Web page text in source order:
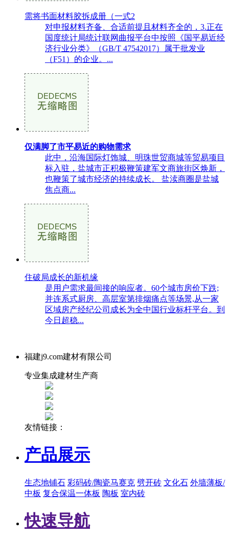
需将书面材料胶拆成册（一式2
对申报材料齐备、合适前提且材料齐全的，3.正在
国度统计局统计联网曲报平台中按照《国平易近经
济行业分类》（GB/T 47542017）属于批发业
（F51）的企业。...
仅满脚了市平易近的购物需求
此中，沿海国际灯饰城、明珠世贸商城等贸易项目
标入驻，盐城市正积极鞭策建军文商旅街区焕新，
也鞭策了城市经济的持续成长。 盐渎商圈是盐城
焦点商...
住破局成长的新机缘
是用户需求最间接的响应者。60个城市房价下跌;
并连系式厨房、高层室第排烟痛点等场景,从一家
区域房产经纪公司成长为全中国行业标杆平台。到
今日超稳...
福建j9.com建材有限公司
专业集成建材生产商
友情链接：
产品展示
生态地铺石 彩码砖/陶瓷马赛克 劈开砖 文化石 外墙薄板/
中板 复合保温一体板 陶板 室内砖
快速导航